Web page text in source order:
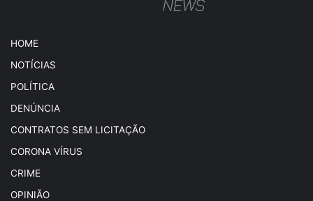
HOME
NOTÍCIAS
POLÍTICA
DENÚNCIA
CONTRATOS SEM LICITAÇÃO
CORONA VÍRUS
CRIME
OPINIÃO